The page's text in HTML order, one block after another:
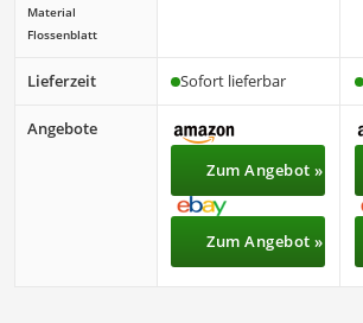
Material
Flossenblatt
Lieferzeit Sofort lieferbar
Angebote
Zum Angebot »
Zum Angebot »